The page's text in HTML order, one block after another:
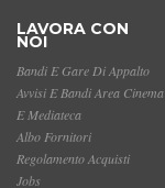
LAVORA CON
NOI
Bandi E Gare Di Appalto
Avvisi E Bandi Area Cinema
E Mediateca
Albo Fornitori
Regolamento Acquisti
Jobs